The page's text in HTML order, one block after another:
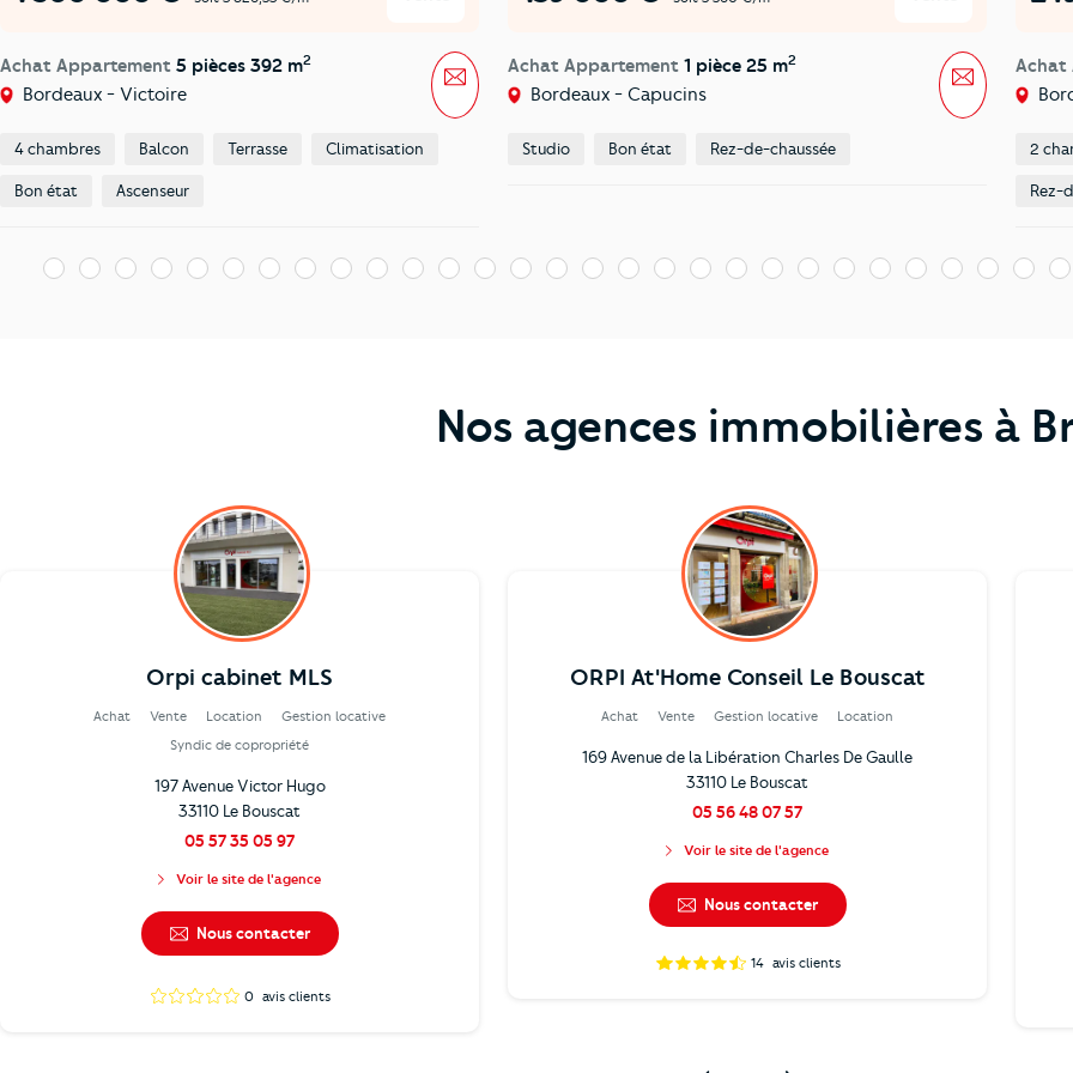
Achat Appartement 5 pièces 392 m2
Bordeaux - Victoire
Message
4 chambres Balcon Terrasse Climatisation
Bon état Ascenseur
Achat Appartement 1 pièce 25 m2
Bordeaux - Capucins
Message
Studio Bon état Rez-de-chaussée
Achat
2
Rez-
1 2 3 4 5 6 7 8 9 10 11 12 13 14 15 16 17 18 19 20 21 22 23 24 25 26 27 28 29
Nos agences immobilières à
Orpi cabinet MLS
Achat Vente Location
Gestion locative
Syndic de copropriété
197 Avenue Victor Hugo
33110 Le Bouscat
05 57 35 05 97
Voir le site de l'agence
Nous contacter
0 avis clients
ORPI At'Home Conseil Le Bouscat
Achat Vente Gestion locative Location
169 Avenue de la Libération Charles De Gaulle
33110 Le Bouscat
05 56 48 07 57
Voir le site de l'agence
Nous contacter
14 avis clients